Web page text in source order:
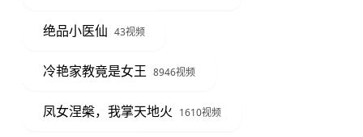
绝品小医仙 43视频
冷艳家教竟是女王 8946视频
凤女涅槃，我掌天地火 1610视频